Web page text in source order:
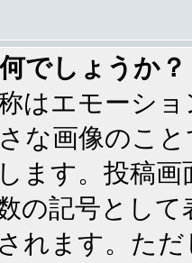
でしょうか？
はエモーシ
な画像のこ
ます。投稿
の記号とし
れます。た